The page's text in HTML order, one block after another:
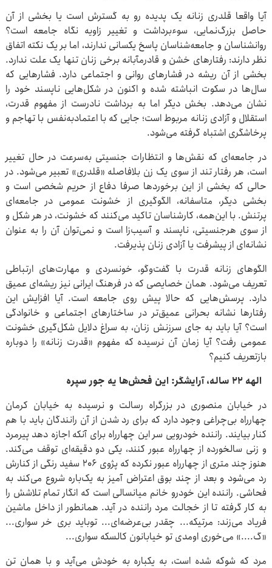
آیا واقعا قلدری زنانه یک پدیده رو به گسترش است یا بخشی از آن
حاصل بزرگ‌نمایی، سوءبرداشت و تغییر زاویه نگاه جامعه است؟
روانشناسان و جامعه‌شناسان پاسخ یکسانی ندارند، اما بر یک نکته اتفاق
نظر دارند: رفتارهای خشن و قادرمآبانه برخی زنان تنها یک علت ندارد.
بخشی از آن ریشه در فشارهای روانی و اجتماعی دارد. فشارهایی که
سال‌ها در سکوت انباشته شده و اکنون در شکل‌هایی ناپسند خود را
نشان می‌دهد. بخش دیگر اما به برداشت نادرست از مفهوم قدرت،
استقلال و آزادی زنانه مربوط است؛ جایی که با اعتمادبه‌نفس با تهاجم و
پرخاشگری اشتباه گرفته می‌شود.
در جامعه‌ای که نقش‌ها و انتظارات جنسیتی به‌سرعت در حال تغییر
است، هر رفتار تند از سوی یک زن بلافاصله «قلدری» تعبیر می‌شود. در
حالی که بخشی از این برخوردها صرفا دفاع از حریم شخصی است و
بخشی دیگر، متاسفانه، الگوگیری از خشونت عمومی در جامعه‌ای
پرتنش. با این‌همه، کارشناسان تاکید می‌کنند که خشونت، در هر شکل و
از سوی هرجنسیتی، ناپسند و آسیب‌زا است و نمی‌توان آن را به عنوان
نشانه‌ای از پیشرفت یا آزادی زنان پذیرفت.
الگوهای زنانه قدرت با گفت‌وگو، خونسردی و مهارت‌های ارتباطی
تعریف می‌شود. همان خصایصی که در فرهنگ ایرانی نیز ریشه‌ای عمیق
دارد. پرسش‌هایی که حالا پیش روی جامعه است. آیا افزایش این
رفتارها نشانه بحرانی عمیق‌تر در ساختارهای اجتماعی و خانوادگی
است؟ آیا باید به جای سرزنش زنان، به سراغ دلایل شکل‌گیری خشونت
عمومی رفت؟ آیا زمان آن نرسیده که مفهوم «قدرت زنانه» را دوباره
بازتعریف کنیم؟
الهه 22 ساله، آرایشگر: این فحش‌ها یه جور سپره
در خیابان منصوری در بزرگراه رسالت و نرسیده به خیابان کرمان
چهارراه بی‌چراغی وجود دارد که برای رد شدن از آن رانندگان باید با هم
کنار بیایند. راننده خودرویی سر این چهارراه برای آنکه اجازه دهد پیرمرد
و زنی سالخورده از چهارراه عبور کنند، یکی دو دقیقه‌ای توقف می‌کند.
هنوز چند متری از چهارراه عبور نکرده که پژوی 206 سفید رنگی از کنارش
رد می‌شود و بعد از چند بوق اعتراض آمیز به یک‌باره شروع می‌کند به
فحاشی. راننده این خودرو خانم میانسالی است که انگار تمام تلاشش را
به کار گرفته تا از خجالت مرد راننده در آید. همانطور از داخل ماشین
فریاد می‌زند: مرتیکه... چقدر بی‌عرضه‌ای... توباید بری خر سواری...
«گ....» می‌خوری اومدی تو خیابانون کالسکه سواری...
مرد که شوکه شده است، به یکباره به خودش می‌آید و با همان تن